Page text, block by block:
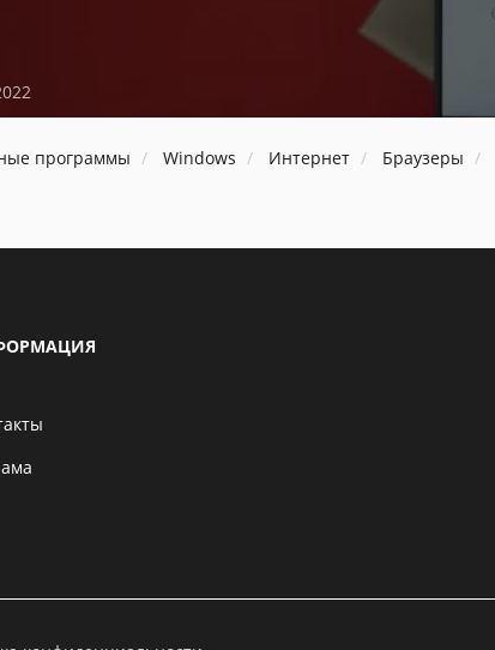
программы Windows Интернет Браузеры